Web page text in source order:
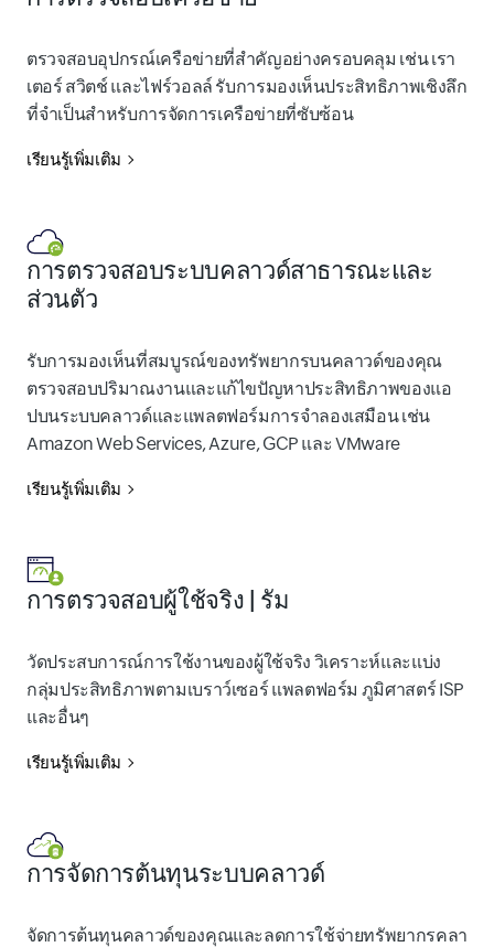
ตรวจสอบอุปกรณ์เครือข่ายที่สำคัญอย่างครอบคลุม เช่น เรา
เตอร์ สวิตช์ และไฟร์วอลล์ รับการมองเห็นประสิทธิภาพเชิงลึก
ที่จำเป็นสำหรับการจัดการเครือข่ายที่ซับซ้อน
เรียนรู้เพิ่มเติม
การตรวจสอบระบบคลาวด์สาธารณะและ
ส่วนตัว
รับการมองเห็นที่สมบูรณ์ของทรัพยากรบนคลาวด์ของคุณ
ตรวจสอบปริมาณงานและแก้ไขปัญหาประสิทธิภาพของแอ
ปบนระบบคลาวด์และแพลตฟอร์มการจำลองเสมือน เช่น
Amazon Web Services, Azure, GCP และ VMware
เรียนรู้เพิ่มเติม
การตรวจสอบผู้ใช้จริง | รัม
วัดประสบการณ์การใช้งานของผู้ใช้จริง วิเคราะห์และแบ่ง
กลุ่มประสิทธิภาพตามเบราว์เซอร์ แพลตฟอร์ม ภูมิศาสตร์ ISP
และอื่นๆ
เรียนรู้เพิ่มเติม
การจัดการต้นทุนระบบคลาวด์
จัดการต้นทุนคลาวด์ของคุณและลดการใช้จ่ายทรัพยากรคลา